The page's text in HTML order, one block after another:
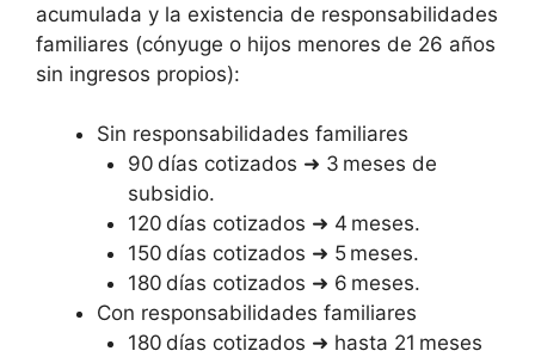
acumulada y la existencia de responsabilidades
familiares (cónyuge o hijos menores de 26 años
sin ingresos propios):
Sin responsabilidades familiares
90 días cotizados ➜ 3 meses de
subsidio.
120 días cotizados ➜ 4 meses.
150 días cotizados ➜ 5 meses.
180 días cotizados ➜ 6 meses.
Con responsabilidades familiares
180 días cotizados ➜ hasta 21 meses